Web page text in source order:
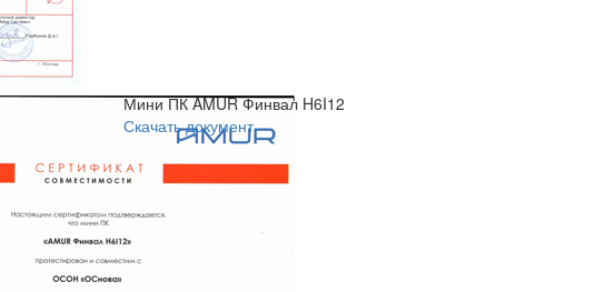
Мини ПК AMUR Финвал H6I12
Скачать документ